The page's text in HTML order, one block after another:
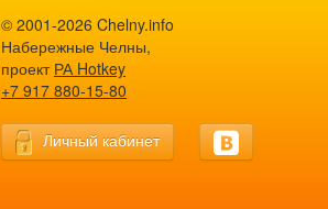
© 2001-2026 Chelny.info
Набережные Челны,
проект РА Hotkey
+7 917 880-15-80
Личный кабинет